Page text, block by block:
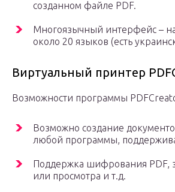
созданном файле PDF.
Многоязычный интерфейс –
около 20 языков (есть
Виртуальный принтер
Возможности программы
Возможно создание
любой программы,
Поддержка шифрования PDF,
или просмотра и т.д.